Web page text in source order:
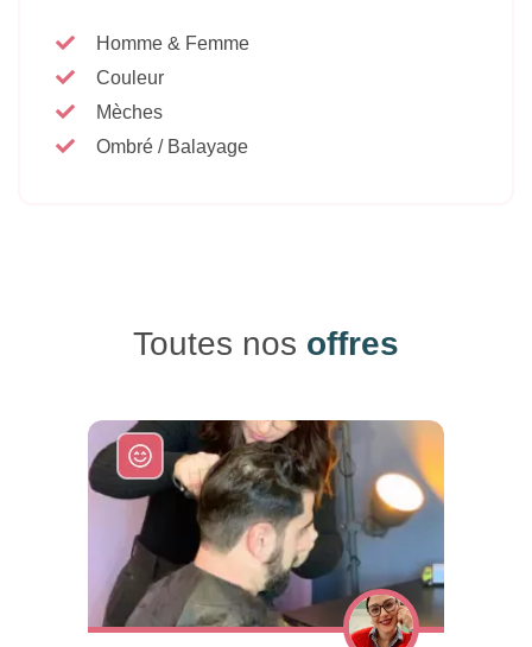
Homme & Femme
Couleur
Mèches
Ombré / Balayage
Toutes nos offres